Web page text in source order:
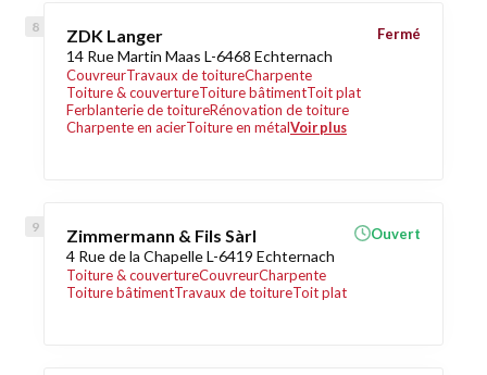
ZDK Langer
14 Rue Martin Maas L-6468 Echternach
CouvreurTravaux de toitureCharpente
Toiture & couvertureToiture bâtimentToit plat
Ferblanterie de toitureRénovation de toiture
Charpente en acierToiture en métalVoir plus
Fermé
Zimmermann & Fils Sàrl
4 Rue de la Chapelle L-6419 Echternach
Toiture & couvertureCouvreurCharpente
Toiture bâtimentTravaux de toitureToit plat
Ouvert